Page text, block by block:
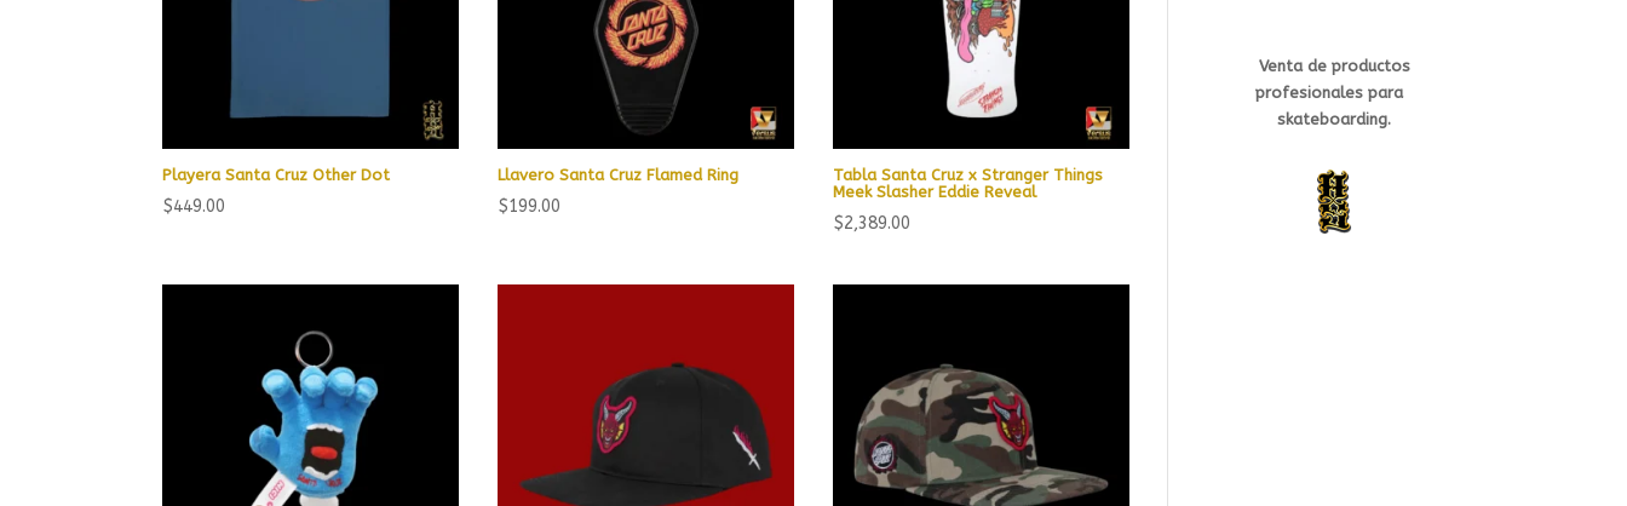
Playera Santa Cruz Other Dot
$449.00
Llavero Santa Cruz Flamed Ring
$199.00
Tabla Santa Cruz x Stranger Things
Meek Slasher Eddie Reveal
$2,389.00
Venta de productos
profesionalespara
skateboarding.